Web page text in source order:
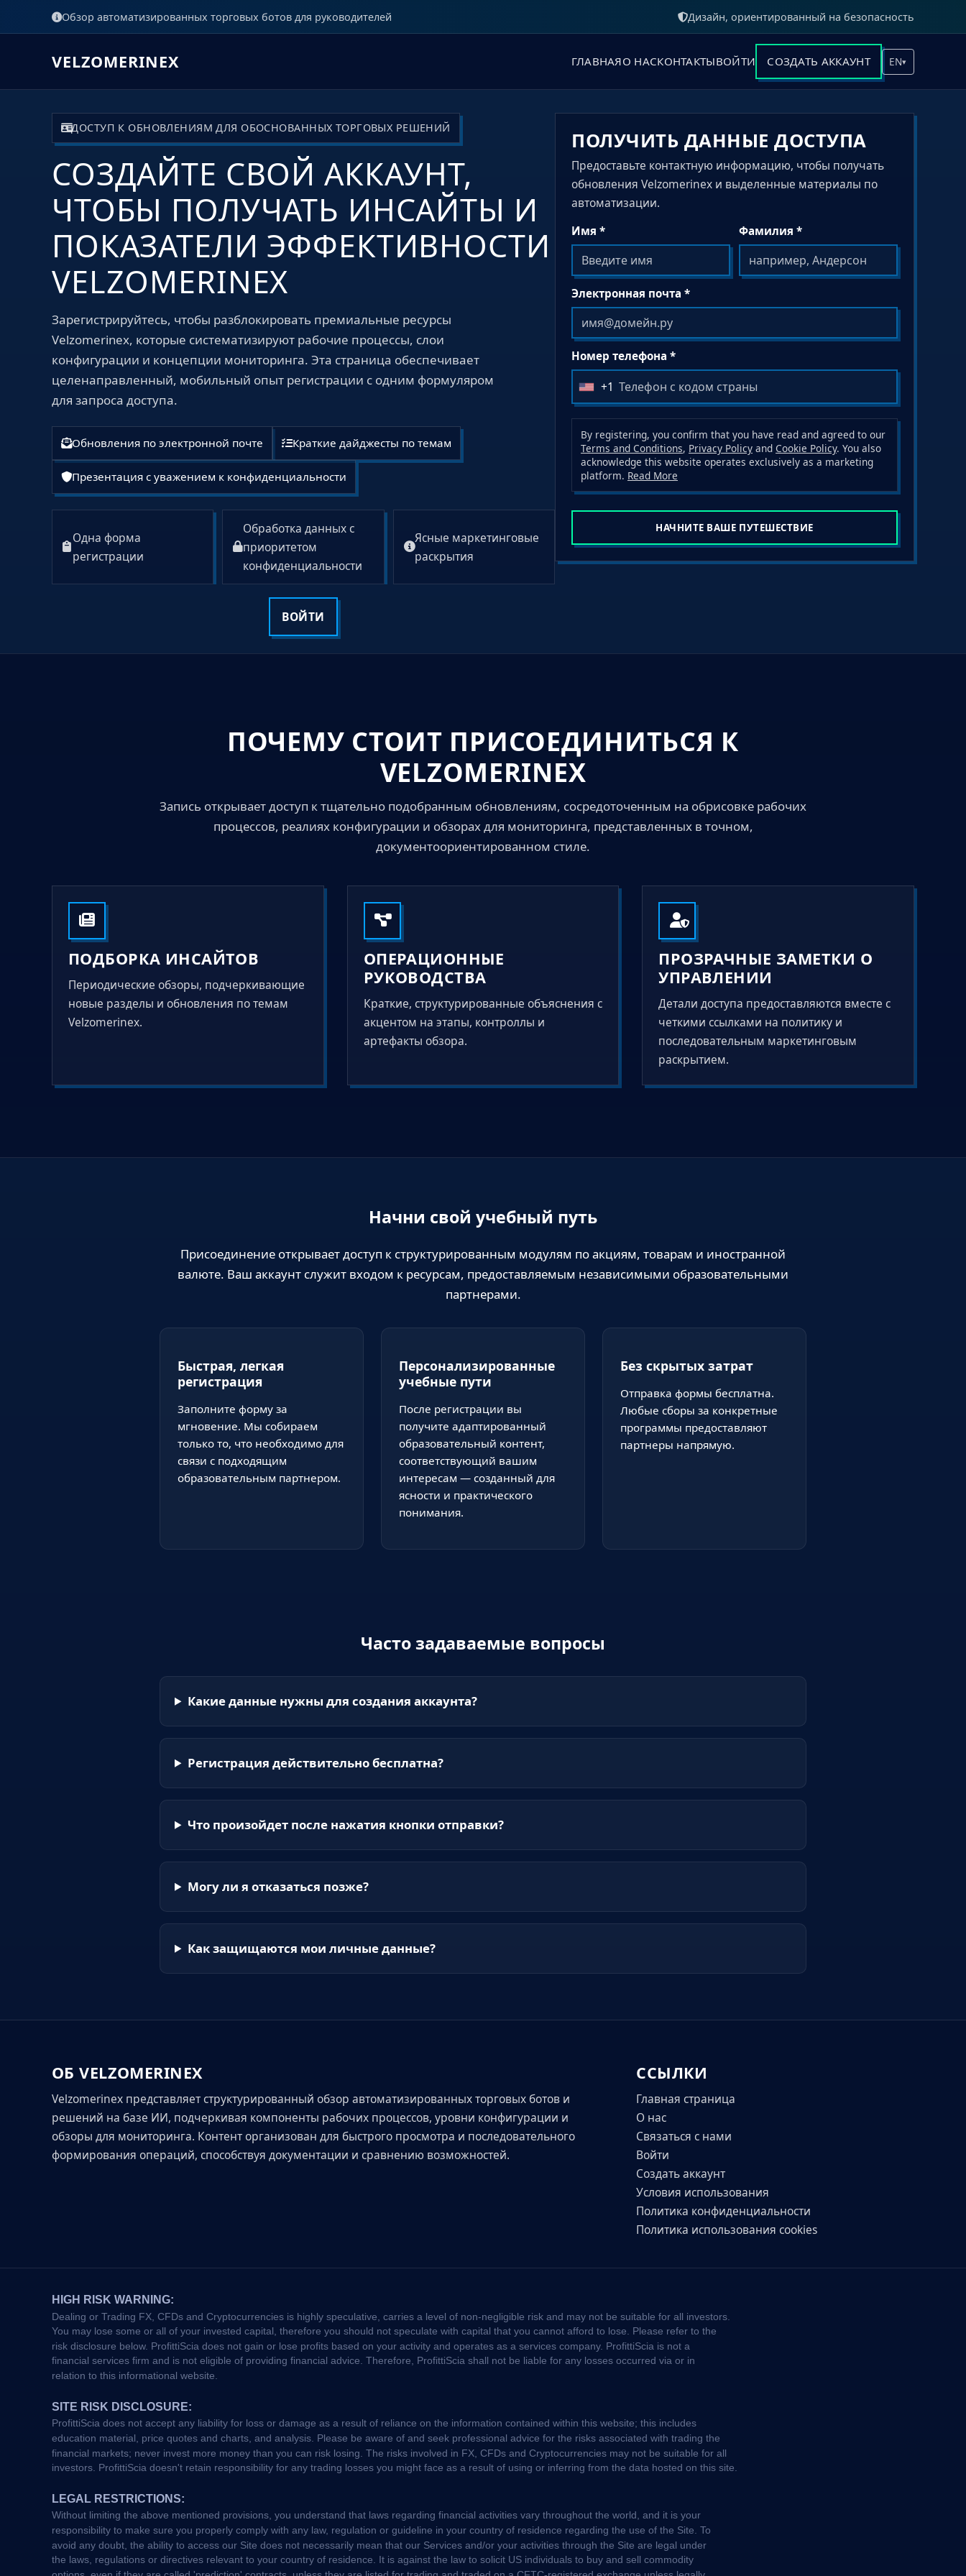
Обзор автоматизированных торговых ботов для руководителей Дизайн, ориентированный на безопасность
VELZOMERINEX ГЛАВНАЯО НАСКОНТАКТЫВОЙТИ СОЗДАТЬ АККАУНТ EN▾
ДОСТУП К ОБНОВЛЕНИЯМ ДЛЯ ОБОСНОВАННЫХ ТОРГОВЫХ РЕШЕНИЙ
СОЗДАЙТЕ СВОЙ АККАУНТ,
ЧТОБЫ ПОЛУЧАТЬ ИНСАЙТЫ И
ПОКАЗАТЕЛИ ЭФФЕКТИВНОСТИ
VELZOMERINEX
Зарегистрируйтесь, чтобы разблокировать премиальные ресурсы
Velzomerinex, которые систематизируют рабочие процессы, слои
конфигурации и концепции мониторинга. Эта страница обеспечивает
целенаправленный, мобильный опыт регистрации с одним формуляром
для запроса доступа.
Обновления по электронной почте Краткие дайджесты по темам
Презентация с уважением к конфиденциальности
Одна форма
регистрации
Обработка данных с
приоритетом
конфиденциальности
Ясные маркетинговые
раскрытия
ВОЙТИ
ПОЛУЧИТЬ ДАННЫЕ ДОСТУПА
Предоставьте контактную информацию, чтобы получать
обновления Velzomerinex и выделенные материалы по
автоматизации.
Имя * Фамилия *
Электронная почта *
Номер телефона *
U
n
i
t
e
a
t
+1
By registering, you confirm that you have read and agreed to our
Terms and Conditions, Privacy Policy and Cookie Policy. You also
acknowledge this website operates exclusively as a marketing
platform. Read More
НАЧНИТЕ ВАШЕ ПУТЕШЕСТВИЕ
ПОЧЕМУ СТОИТ ПРИСОЕДИНИТЬСЯ К
VELZOMERINEX
Запись открывает доступ к тщательно подобранным обновлениям, сосредоточенным на обрисовке рабочих
процессов, реалиях конфигурации и обзорах для мониторинга, представленных в точном,
документоориентированном стиле.
ПОДБОРКА ИНСАЙТОВ
Периодические обзоры, подчеркивающие
новые разделы и обновления по темам
Velzomerinex.
ОПЕРАЦИОННЫЕ
РУКОВОДСТВА
Краткие, структурированные объяснения с
акцентом на этапы, контроллы и
артефакты обзора.
ПРОЗРАЧНЫЕ ЗАМЕТКИ О
УПРАВЛЕНИИ
Детали доступа предоставляются вместе с
четкими ссылками на политику и
последовательным маркетинговым
раскрытием.
Начни свой учебный путь
Присоединение открывает доступ к структурированным модулям по акциям, товарам и иностранной
валюте. Ваш аккаунт служит входом к ресурсам, предоставляемым независимыми образовательными
партнерами.
Быстрая, легкая
регистрация
Заполните форму за
мгновение. Мы собираем
только то, что необходимо для
связи с подходящим
образовательным партнером.
Персонализированные
учебные пути
После регистрации вы
получите адаптированный
образовательный контент,
соответствующий вашим
интересам — созданный для
ясности и практического
понимания.
Без скрытых затрат
Отправка формы бесплатна.
Любые сборы за конкретные
программы предоставляют
партнеры напрямую.
Часто задаваемые вопросы
Какие данные нужны для создания аккаунта?
Регистрация действительно бесплатна?
Что произойдет после нажатия кнопки отправки?
Могу ли я отказаться позже?
Как защищаются мои личные данные?
ОБ VELZOMERINEX
Velzomerinex представляет структурированный обзор автоматизированных торговых ботов и
решений на базе ИИ, подчеркивая компоненты рабочих процессов, уровни конфигурации и
обзоры для мониторинга. Контент организован для быстрого просмотра и последовательного
формирования операций, способствуя документации и сравнению возможностей.
ССЫЛКИ
Главная страница
О нас
Связаться с нами
Войти
Создать аккаунт
Условия использования
Политика конфиденциальности
Политика использования cookies